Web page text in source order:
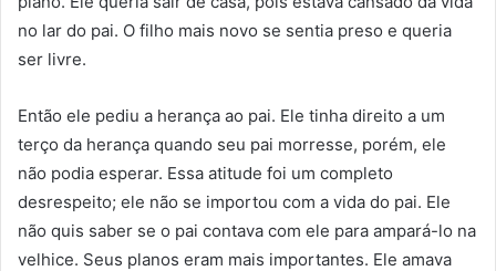
no lar do pai. O filho mais novo se sentia preso e queria
ser livre.
Então ele pediu a herança ao pai. Ele tinha direito a um
terço da herança quando seu pai morresse, porém, ele
não podia esperar. Essa atitude foi um completo
desrespeito; ele não se importou com a vida do pai. Ele
não quis saber se o pai contava com ele para ampará-lo na
velhice. Seus planos eram mais importantes. Ele amava